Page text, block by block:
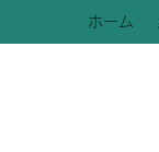
ホーム